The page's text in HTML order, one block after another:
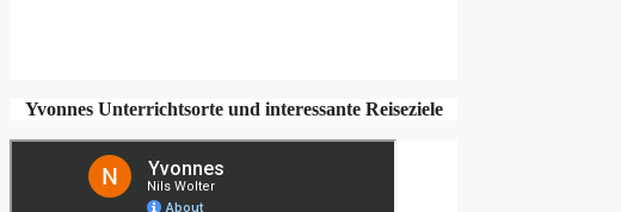
Yvonnes Unterrichtsorte und interessante Reiseziele